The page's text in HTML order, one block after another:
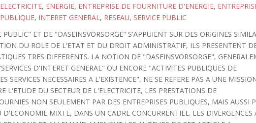
ELECTRICITE, ENERGIE, ENTREPRISE DE FOURNITURE D'ENERGIE,
PUBLIQUE, INTERET GENERAL, RESEAU, SERVICE PUBLIC
PUBLIC" ET DE "DASEINSVORSORGE" S'APPUIENT SUR DES ORIGINES
DU ROLE DE L'ETAT ET DU DROIT ADMINISTRATIF, ILS PRESENTENT
TRES DIFFERENTS. LA NOTION DE "DASEINSVORSORGE",
D'INTERET GENERAL" OU ENCORE "ACTIVITES PUBLIQUES DE
SERVICES NECESSAIRES A L'EXISTENCE", NE SE REFERE PAS A UNE
L'ETUDE DU SECTEUR DE L'ELECTRICITE, LES PRESTATIONS DE
NON SEULEMENT PAR DES ENTREPRISES PUBLIQUES, MAIS AUSSI
D'ECONOMIE MIXTE, DANS UN CADRE CONCURRENTIEL. LES DIVERGENCES